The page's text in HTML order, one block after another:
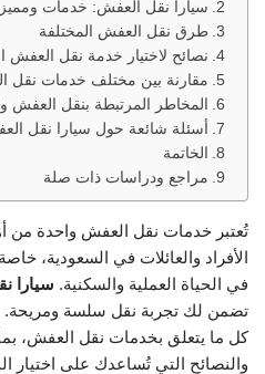
سيارا نقل العفش: خدمات
طرق نقل العفش المختلفة
نصائح لاختيار خدمة نقل العفش
مقارنة بين مختلف خدمات نقل
المخاطر المرتبطة بنقل العفش
أسئلة شائعة حول سيارا نقل
الخاتمة
مراجع ودراسات ذات صلة
تُعتبر خدمات نقل العفش واحدة من
الأفراد والعائلات في السعودية،
في الحياة العملية والسكنية. سيارا
تضمن لك تجربة نقل سلسة
كل ما يتعلق بخدمات نقل العفش،
والنصائح التي تُساعدك على اختيار